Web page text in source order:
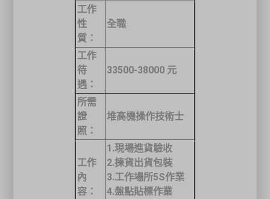
工作
性
質：
全職
工作
待
遇：
33500-38000 元
所需
證
照：
堆高機操作技術士
工作
內
容：
1.現場進貨驗收
2.揀貨出貨包裝
3.工作場所5S作業
4.盤點貼標作業